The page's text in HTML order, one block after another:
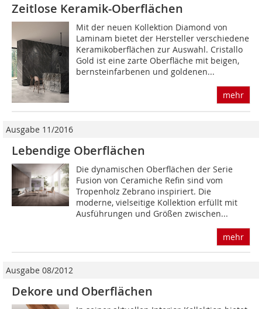
Zeitlose Keramik-Oberflächen
Mit der neuen Kollektion Diamond von
Laminam bietet der Hersteller verschiedene
Keramikoberflächen zur Auswahl. Cristallo
Gold ist eine zarte Oberfläche mit beigen,
bernsteinfarbenen und goldenen...
mehr
Ausgabe 11/2016
Lebendige Oberflächen
Die dynamischen Oberflächen der Serie
Fusion von Ceramiche Refin sind vom
Tropenholz Zebrano inspiriert. Die
moderne, vielseitige Kollektion erfüllt mit
Ausführungen und Größen zwischen...
mehr
Ausgabe 08/2012
Dekore und Oberflächen